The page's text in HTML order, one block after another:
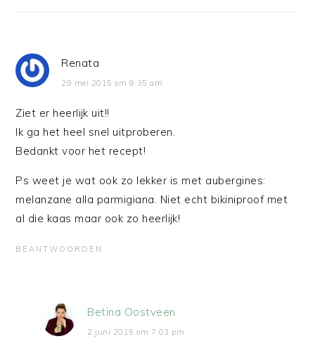
Renata
29 mei 2015 om 9:35 am
Ziet er heerlijk uit!!
Ik ga het heel snel uitproberen.
Bedankt voor het recept!
Ps weet je wat ook zo lekker is met aubergines:
melanzane alla parmigiana. Niet echt bikiniproof met
al die kaas maar ook zo heerlijk!
BEANTWOORDEN
Betina Oostveen
2 juni 2015 om 7:03 pm